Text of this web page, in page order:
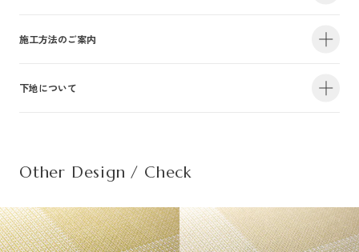
・防カビ性能
推奨糊は、「プリンテリアボンド」もしくは、「ウォールボンド100」です。
| 1.防火性能について |
建物内の内装仕上げに関しては、建築基準法により防火上の基準が定められ
ださい。詳細は下地についてをご参照ください。
| 2.使用環境について |
施工方法のご案内
詳しい施工方法のご案内につきましては、PDFをご覧ください。
下地について
また種別は随時追加・変更がなされております。必ず最新の情報をご確認く
材質 普通紙＋ポリ塩化
Other Design / Check